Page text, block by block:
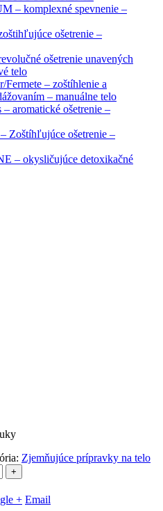
– komplexné spevnenie –
ošetrenie –
ošetrenie unavených
telo
Fermete – zoštíhlenie a
– manuálne telo
aromatické ošetrenie –
Zoštíhľujúce ošetrenie –
– okysličujúce detoxikačné
Zjemňujúce prípravky na telo
+
+ Email